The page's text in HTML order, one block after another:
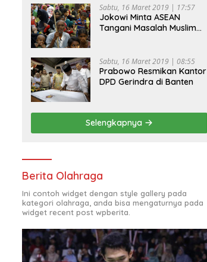
Sabtu, 16 Maret 2019 | 17:57
Jokowi Minta ASEAN
Tangani Masalah Muslim
Sabtu, 16 Maret 2019 | 08:55
Prabowo Resmikan Kantor
DPD Gerindra di Banten
Selengkapnya
Berita Olahraga
Ini contoh widget dengan style gallery pada
kategori olahraga, anda bisa mengaturnya pada
widget recent post wpberita.